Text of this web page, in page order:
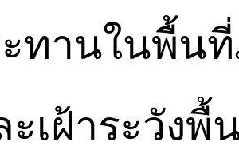
ทานในพื้น
เฝ้าระวังพื้